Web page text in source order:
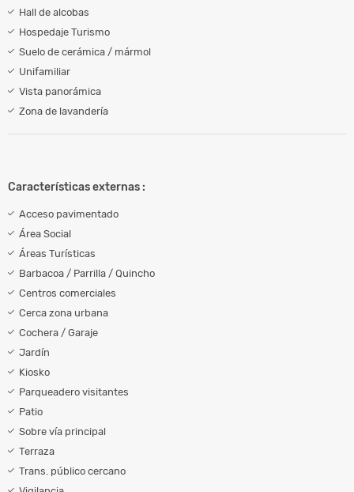
Hall de alcobas
Hospedaje Turismo
Suelo de cerámica / mármol
Unifamiliar
Vista panorámica
Zona de lavandería
Características externas :
Acceso pavimentado
Área Social
Áreas Turísticas
Barbacoa / Parrilla / Quincho
Centros comerciales
Cerca zona urbana
Cochera / Garaje
Jardín
Kiosko
Parqueadero visitantes
Patio
Sobre vía principal
Terraza
Trans. público cercano